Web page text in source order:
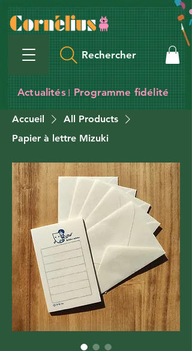
Rechercher
Programme fidélité
Actualités I
Accueil
All Products
Papier à lettre Mizuki